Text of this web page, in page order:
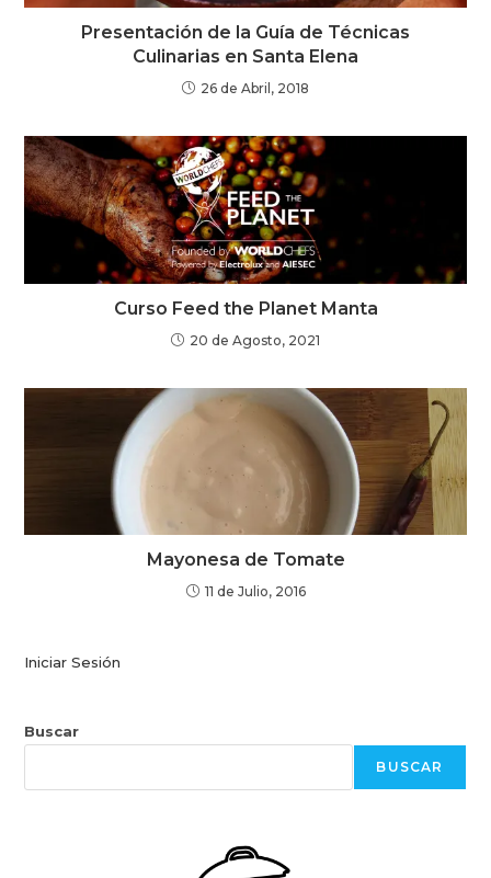
Presentación de la Guía de Técnicas
Culinarias en Santa Elena
26 de Abril, 2018
Curso Feed the Planet Manta
20 de Agosto, 2021
Mayonesa de Tomate
11 de Julio, 2016
Iniciar Sesión
Buscar
BUSCAR